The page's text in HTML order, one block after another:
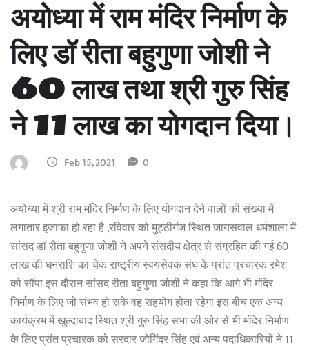
अयोध्या में राम मंदिर निर्माण के
लिए डॉ रीता बहुगुणा जोशी ने
60 लाख तथा श्री गुरु सिंह
ने 11 लाख का योगदान दिया।
Feb 15, 2021 0
अयोध्या में श्री राम मंदिर निर्माण के लिए योगदान देने वालों की संख्या में
लगातार इजाफा हो रहा है ,रविवार को मुट्ठीगंज स्थित जायसवाल धर्मशाला में
सांसद डॉ रीता बहुगुणा जोशी ने अपने संसदीय क्षेत्र से संग्रहित की गई 60
लाख की धनराशि का चेक राष्ट्रीय स्वयंसेवक संघ के प्रांत प्रचारक रमेश
को सौंपा इस दौरान सांसद रीता बहुगुणा जोशी ने कहा कि आगे भी मंदिर
निर्माण के लिए जो संभव हो सके वह सहयोग होता रहेगा इस बीच एक अन्य
कार्यक्रम में खुल्दाबाद स्थित श्री गुरु सिंह सभा की ओर से भी मंदिर निर्माण
के लिए प्रांत प्रचारक को सरदार जोगिंदर सिंह एवं अन्य पदाधिकारियों ने 11